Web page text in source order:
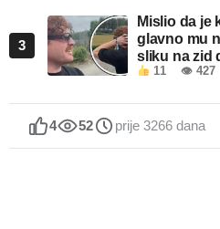
3
Mislio da je
glavno mu
sliku na zid
11 👁 427
4 52 prije 3266 dana